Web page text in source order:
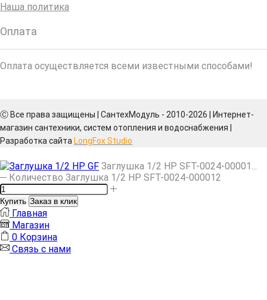
Наша политика
Оплата
Оплата осуществляется всеми известными способами!
Ⓒ Все права защищены | СантехМодуль - 2010-2026 | Интернет-
магазин сантехники, систем отопления и водоснабжения |
Разработка сайта LongFox Studio
Заглушка 1/2 НР SFT-0024-00001...
Количество Заглушка 1/2 НР SFT-0024-000012
Купить Заказ в клик
Главная
Магазин
0 Корзина
Связь с нами